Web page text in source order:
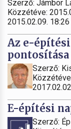
Szerző: Jámbor
Közzétéve:
2015.02.09. 18:26
Az e-
pontosítása
Szerző:
E-építési
Szerző: